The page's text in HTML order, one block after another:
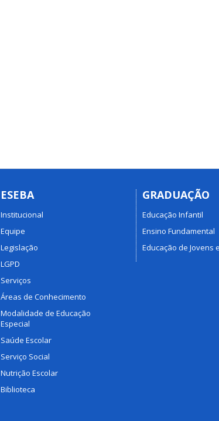
ESEBA
Institucional
Equipe
Legislação
LGPD
Serviços
Áreas de Conhecimento
Modalidade de Educação
Especial
Saúde Escolar
Serviço Social
Nutrição Escolar
Biblioteca
GRADUAÇÃO
Educação Infantil
Ensino Fundamental
Educação de Jovens